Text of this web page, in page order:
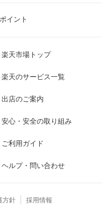
イント
楽天市場トップ
楽天のサービス一覧
出店のご案内
安心・安全の取り組み
ご利用ガイド
ヘルプ・問い合わせ
方針 採用情報